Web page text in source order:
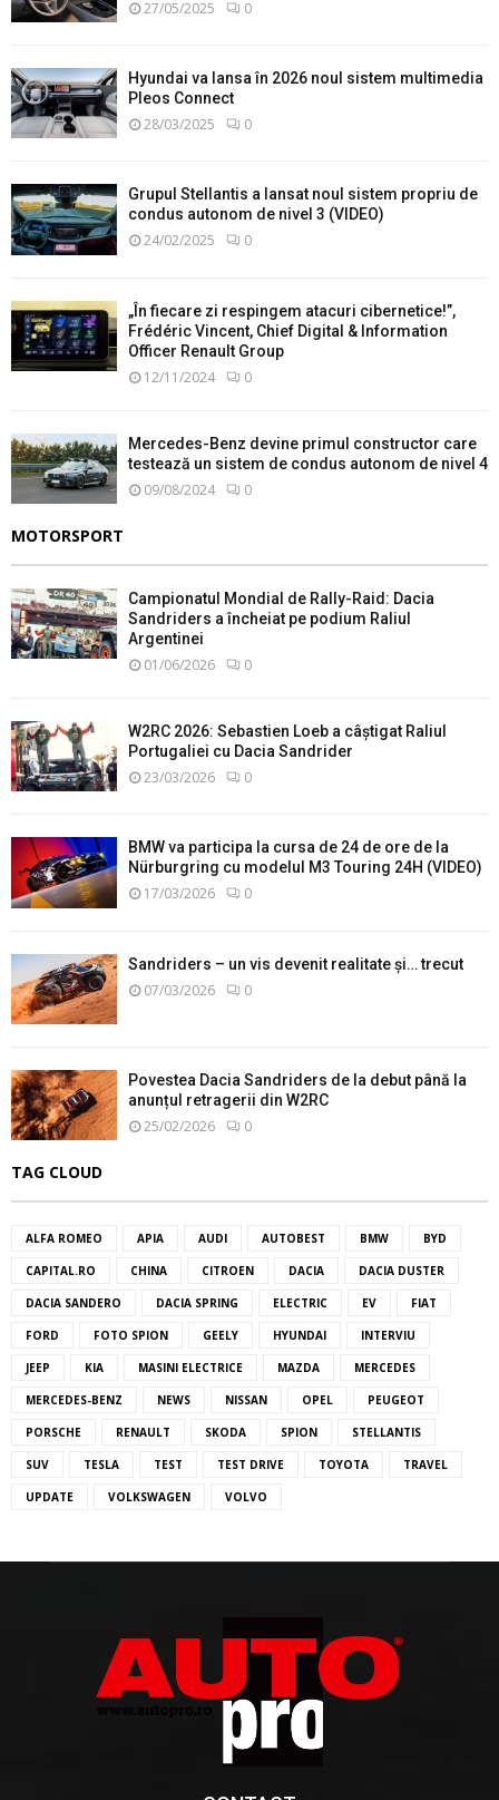
27/05/2025 0
Hyundai va lansa în 2026 noul sistem multimedia
Pleos Connect
28/03/2025 0
Grupul Stellantis a lansat noul sistem propriu de
condus autonom de nivel 3 (VIDEO)
24/02/2025 0
„În fiecare zi respingem atacuri cibernetice!”,
Frédéric Vincent, Chief Digital & Information
Officer Renault Group
12/11/2024 0
Mercedes-Benz devine primul constructor care
testează un sistem de condus autonom de nivel 4
09/08/2024 0
MOTORSPORT
Campionatul Mondial de Rally-Raid: Dacia
Sandriders a încheiat pe podium Raliul
Argentinei
01/06/2026 0
W2RC 2026: Sebastien Loeb a câștigat Raliul
Portugaliei cu Dacia Sandrider
23/03/2026 0
BMW va participa la cursa de 24 de ore de la
Nürburgring cu modelul M3 Touring 24H (VIDEO)
17/03/2026 0
Sandriders – un vis devenit realitate și… trecut
07/03/2026 0
Povestea Dacia Sandriders de la debut până la
anunțul retragerii din W2RC
25/02/2026 0
TAG CLOUD
ALFA ROMEO APIA AUDI AUTOBEST BMW BYD
CAPITAL.RO CHINA CITROEN DACIA DACIA DUSTER
DACIA SANDERO DACIA SPRING ELECTRIC EV FIAT
FORD FOTO SPION GEELY HYUNDAI INTERVIU
JEEP KIA MASINI ELECTRICE MAZDA MERCEDES
MERCEDES-BENZ NEWS NISSAN OPEL PEUGEOT
PORSCHE RENAULT SKODA SPION STELLANTIS
SUV TESLA TEST TEST DRIVE TOYOTA TRAVEL
UPDATE VOLKSWAGEN VOLVO